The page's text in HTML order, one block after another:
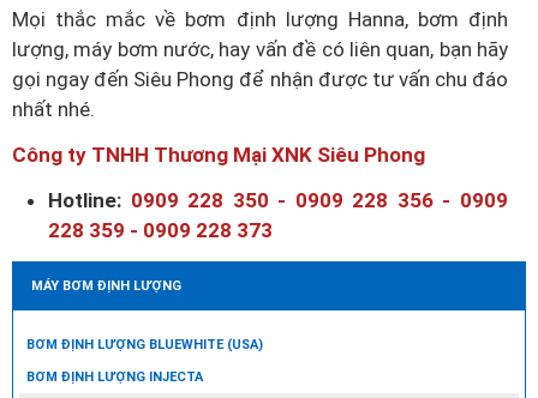
Mọi thắc mắc về bơm định lượng Hanna, bơm định
lượng, máy bơm nước, hay vấn đề có liên quan, bạn hãy
gọi ngay đến Siêu Phong để nhận được tư vấn chu đáo
nhất nhé.
Công ty TNHH Thương Mại XNK Siêu Phong
Hotline: 0909 228 350 - 0909 228 356 - 0909
228 359 - 0909 228 373
MÁY BƠM ĐỊNH LƯỢNG
BƠM ĐỊNH LƯỢNG BLUEWHITE (USA)
BƠM ĐỊNH LƯỢNG INJECTA